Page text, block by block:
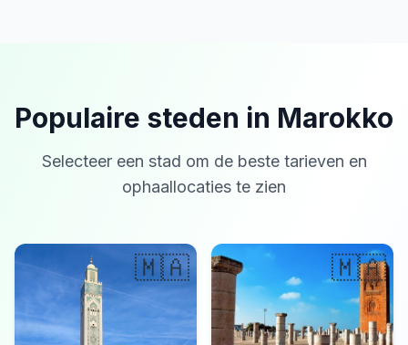
Populaire steden in Marokko
Selecteer een stad om de beste tarieven en
ophaallocaties te zien
🇲🇦 🇲🇦